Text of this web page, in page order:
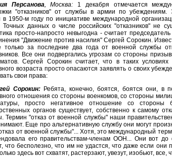
Персанова , Москва: 1 декабря отмечается
"отказников" от службы в армии по
в 1950-м году по инициативе международной
Точных данных о числе российских "отказников" не
просто-напросто невыгодна - считает
"Движение против насилия" Сергей Сорокин.
только за последние два года от военной службы
Все они подвергались угрозам со стороны
Сергей Сорокин считает, что в таких
возраста просто опасаются заявлять о своих
свои права:
Сорокин:Ребята, конечно, боятся, боятся они, в
отношения со стороны военкомов, со стороны
просто негативное отношение со стороны
органов существует, собственно к самому
Термин "отказ от военной службы" наши
Еще про альтернативную службу они могут
от военной службы"... Хотя, это международный
его правительствам-членам ООН... Они вот до
что бесполезно, что им не удастся, что даже если они
здесь вот схватят, растерзают, увезут, изобьют, все,